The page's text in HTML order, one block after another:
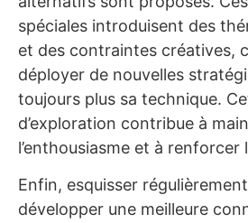
spéciales introduisent des
et des contraintes créatives,
déployer de nouvelles
toujours plus sa technique.
d’exploration contribue à
l’enthousiasme et à renforcer
Enfin, esquisser
développer une meilleure